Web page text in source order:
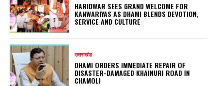
HARIDWAR SEES GRAND WELCOME FOR
KANWARIYAS AS DHAMI BLENDS DEVOTION,
SERVICE AND CULTURE
उत्तराखंड
DHAMI ORDERS IMMEDIATE REPAIR OF
DISASTER-DAMAGED KHAINURI ROAD IN
CHAMOLI